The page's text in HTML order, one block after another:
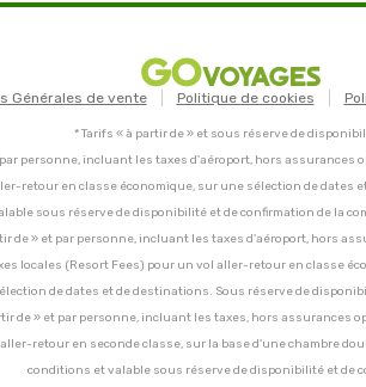
Générales de vente Politique de cookies
* Tarifs « à partir de » et sous réserve de
par personne, incluant les taxes d'aéroport, hors
retour en classe économique, sur une sélection de dates
sous réserve de disponibilité et de confirmation de la
de » et par personne, incluant les taxes d'aéroport, hors
locales (Resort Fees) pour un vol aller-retour en classe
de dates et de destinations. Sous réserve de
de » et par personne, incluant les taxes, hors
retour en seconde classe, sur la base d'une chambre
conditions et valable sous réserve de disponibilité et de